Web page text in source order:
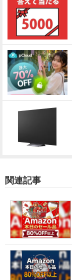
関連記事